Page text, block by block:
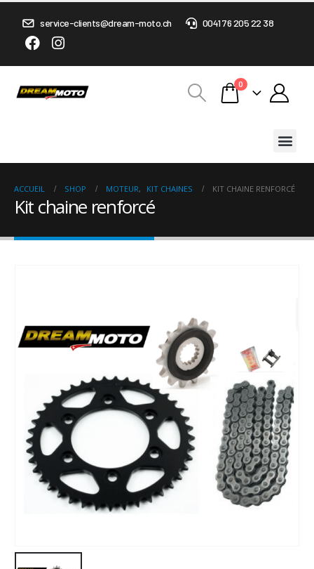
service-clients@dream-moto.ch 0041 76 205 22 38
0
ACCUEIL SHOP MOTEUR, KIT CHAINES KIT CHAINE RENFORCÉ
Kit chaine renforcé